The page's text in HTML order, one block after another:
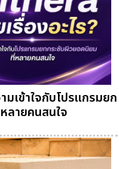
มเข้าใจกับโปรแกรมยก
ลายคนสนใจ